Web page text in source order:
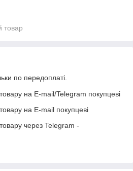
товар
по передоплаті.
на E-mail/Telegram покупцеві
на E-mail покупцеві
через Telegram -